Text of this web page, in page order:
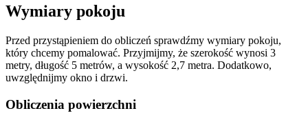
Wymiary pokoju
Przed przystąpieniem do obliczeń sprawdźmy wymiary pokoju,
który chcemy pomalować. Przyjmijmy, że szerokość wynosi 3
metry, długość 5 metrów, a wysokość 2,7 metra. Dodatkowo,
uwzględnijmy okno i drzwi.
Obliczenia powierzchni